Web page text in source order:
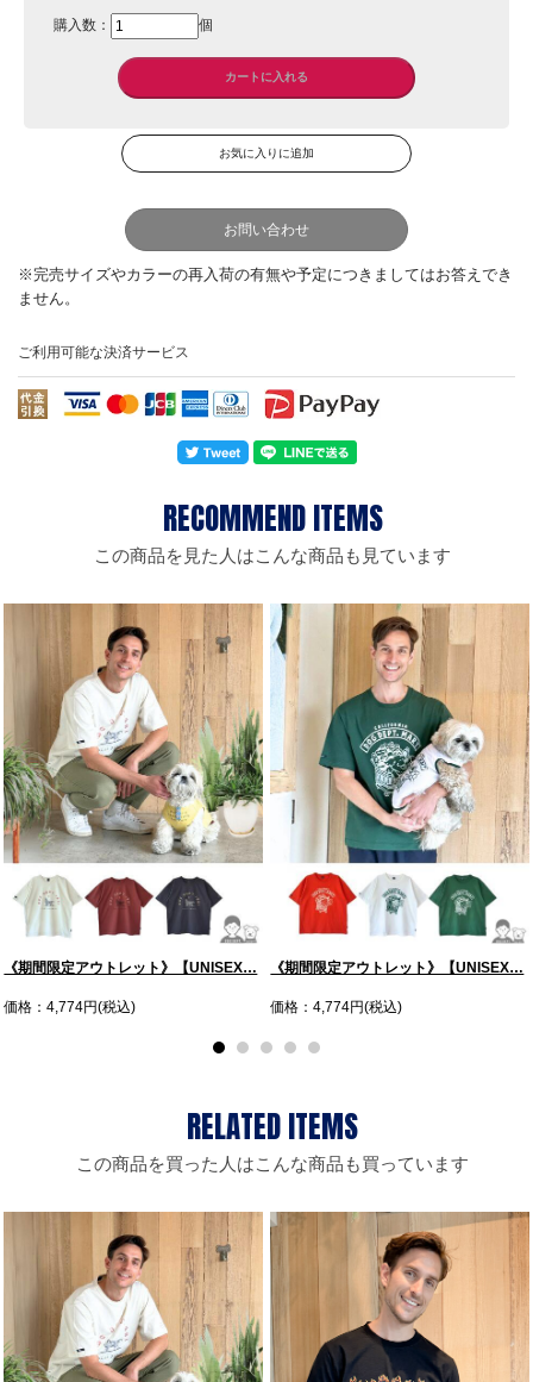
購入数： 個
お問い合わせ
ご利用可能な決済サービス
この商品を見た人はこんな商品も見ています
《期間限定アウトレット》【UNISEX…
価格：4,774円(税込)
《期間限定アウトレット》【UNISEX…
価格：4,774円(税込)
この商品を買った人はこんな商品も買っています